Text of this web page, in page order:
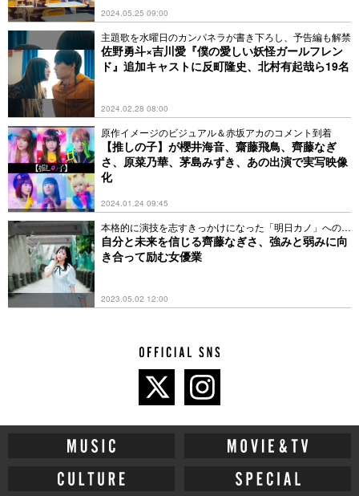
2024.05.25 09:00
主題歌を水曜日のカンパネラが書き下ろし、予告編も解禁
佐野勇斗×吉川愛『僕の愛しい妖怪ガールフレン
ド』追加キャストに反町隆史、北村有起哉ら19名
2024.02.28 08:00
原作イメージのビジュアル＆赤坂アカのコメント到着
【推しの子】が櫻井海音、齋藤飛鳥、齊藤なぎ
さ、原菜乃華、茅島みずき、あの出演で実写映像
化
2024.01.24 09:45
本格的に演技を志すきっかけになった「明日カノ」への想
い
自分と未来を信じる齊藤なぎさ、強みと弱みに向
き合って励む女優業
2023.05.02 12:00